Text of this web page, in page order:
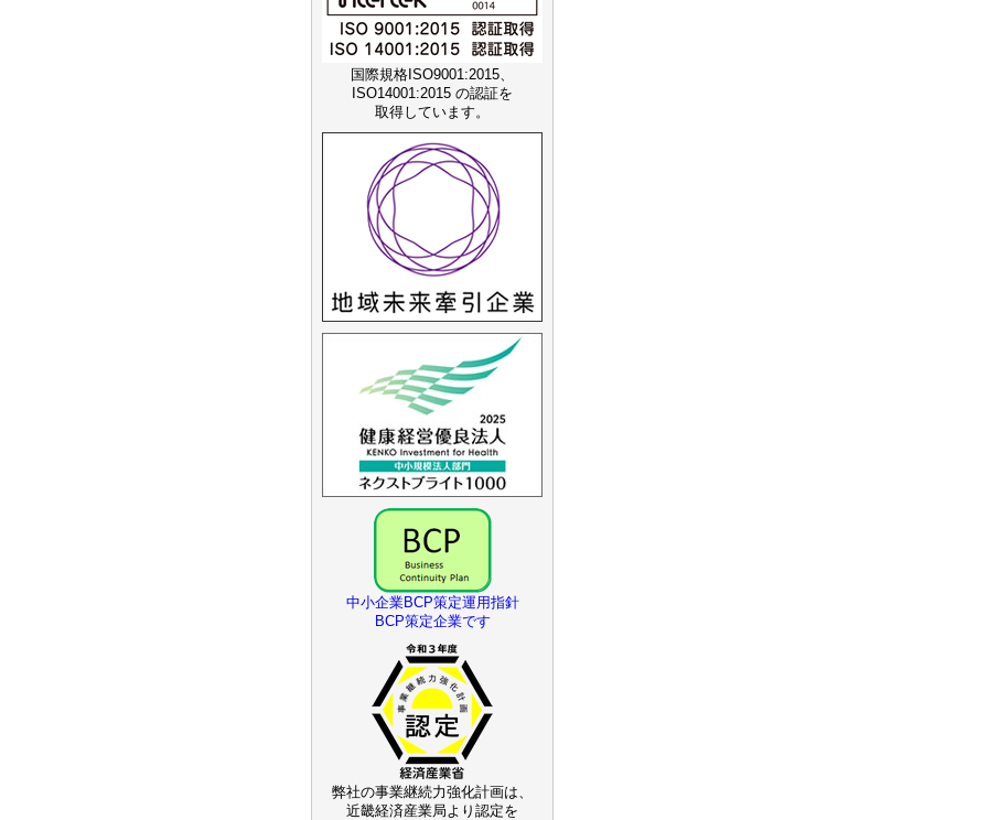
国際規格ISO9001:2015、
ISO14001:2015 の認証を
取得しています。
中小企業BCP策定運用指針
BCP策定企業です
弊社の事業継続力強化計画は、
近畿経済産業局より認定を